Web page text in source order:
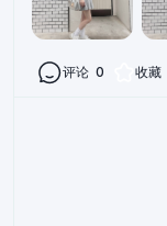
评论 0 收藏